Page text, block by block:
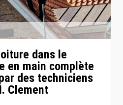
dans le
en main complète
des techniciens
Clement